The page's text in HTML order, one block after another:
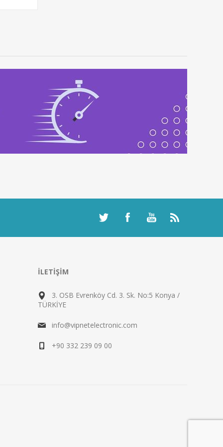
İLETIŞIM
3. OSB Evrenköy Cd. 3. Sk. No:5 Konya /
TÜRKİYE
info@vipnetelectronic.com
+90 332 239 09 00